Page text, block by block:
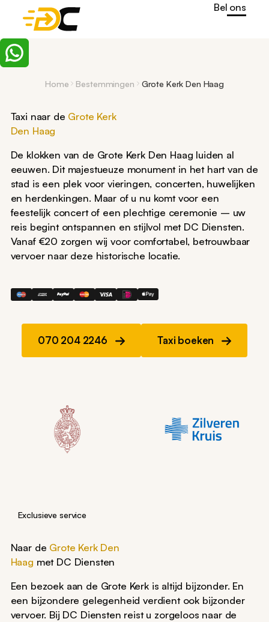
Bel ons
Home Bestemmingen Grote Kerk Den Haag
Taxi naar de Grote Kerk
Den Haag
De klokken van de Grote Kerk Den Haag luiden al
eeuwen. Dit majestueuze monument in het hart van de
stad is een plek voor vieringen, concerten, huwelijken
en herdenkingen. Maar of u nu komt voor een
feestelijk concert of een plechtige ceremonie – uw
reis begint ontspannen en stijlvol met DC Diensten.
Vanaf €20 zorgen wij voor comfortabel, betrouwbaar
vervoer naar deze historische locatie.
070 204 2246 Taxi boeken
Exclusieve service
Naar de Grote Kerk Den
Haag met DC Diensten
Een bezoek aan de Grote Kerk is altijd bijzonder. En
een bijzondere gelegenheid verdient ook bijzonder
vervoer. Bij DC Diensten reist u zorgeloos naar de